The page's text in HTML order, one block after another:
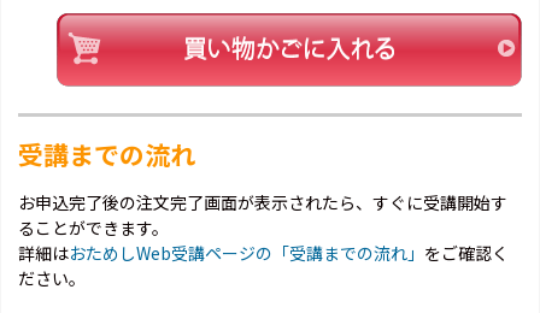
受講までの流れ
お申込完了後の注文完了画面が表示されたら、すぐに受講開始す
ることができます。
詳細はおためしWeb受講ページの「受講までの流れ」 をご確認く
ださい。